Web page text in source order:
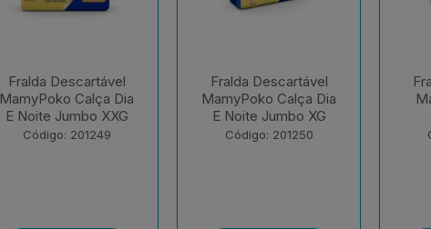
Fralda Descartável
MamyPoko Calça Dia
E Noite Jumbo XG
Código: 201250
Fralda Descartável
MamyPoko Calça
Regular RN
Código: 208461